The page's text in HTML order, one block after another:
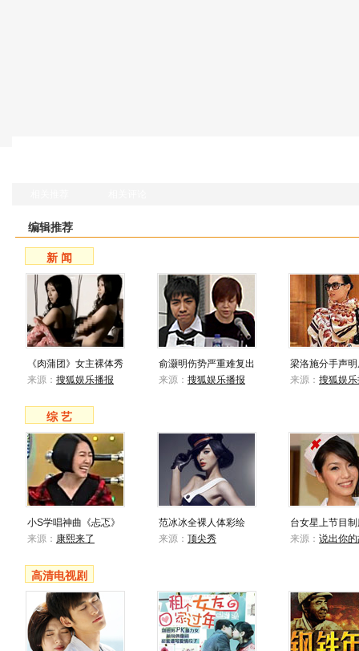
编辑推荐
新 闻
《肉蒲团》女主裸体秀
来源： 搜狐娱乐播报
俞灏明伤势严重难复出
来源： 搜狐娱乐播报
梁洛施分手声
来源： 搜狐娱
综 艺
小S学唱神曲《忐忑》
来源： 康熙来了
范冰冰全裸人体彩绘
来源： 顶尖秀
台女星上节目
来源： 说出你
高清电视剧